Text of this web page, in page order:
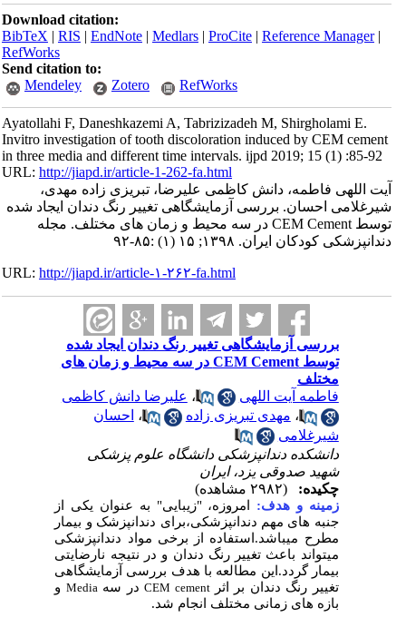
Download citation:
BibTeX|RIS|EndNote|Medlars|ProCite|Reference Manager
RefWorks
Send citation to:
Mendeley
Zotero RefWorks
Ayatollahi F, Daneshkazemi A, Tabrizizadeh M, Shirgholami E.
Invitro investigation of tooth discoloration induced by CEM cement
in three media and different time intervals. ijpd 2019; 15 (1) :85-92
URL:http://jiapd.ir/article-1-262-fa.html
آیت اللهی فاطمه، دانش کاظمی علیرضا، تبریزی زاده مهدی،
شیرغلامی احسان. بررسی آزمایشگاهی تغییر رنگ دندان ایجاد شده
توسط CEM Cement در سه محیط و زمان های مختلف. مجله
دندانپزشکی کودکان ایران. ۱۳۹۸; ۱۵ (۱) :۸۵-۹۲
URL:http://jiapd.ir/article-۱-۲۶۲-fa.html
بررسی آزمایشگاهی تغییر رنگ دندان ایجاد شده
توسط CEM Cement در سه محیط و زمان های
مختلف
فاطمه آیت اللهی
،علیرضا دانش کاظمی
،مهدی تبریزی زاده ،احسان
شیرغلامی
دانشکده دندانپزشکی دانشگاه علوم پزشکی
شهید صدوقی یزد، ایران
چکیده:
زمینه و هدف: امروزه، "زیبایی" به عنوان یکی از
جنبه های مهم دندانپزشکی،برای دندانپزشک و بیمار
مطرح میباشد.استفاده از برخی مواد دندانپزشکی
میتواند باعث تغییر رنگ دندان و در نتیجه نارضایتی
بیمار گردد.این مطالعه با هدف بررسی آزمایشگاهی
تغییر رنگ دندان بر اثرCEM cementدر سهMediaو
بازه های زمانی مختلف انجام شد.